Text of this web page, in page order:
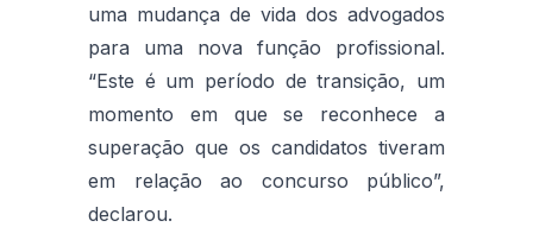
uma mudança de vida dos advogados
para uma nova função profissional.
“Este é um período de transição, um
momento em que se reconhece a
superação que os candidatos tiveram
em relação ao concurso público”,
declarou.